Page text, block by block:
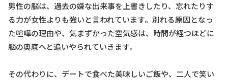
男性の脳は、過去の嫌な出来事を上書きしたり、忘れたりす
る力が女性よりも強いと言われています。別れる原因となっ
た喧嘩の理由や、気まずかった空気感は、時間が経つほどに
脳の奥底へと追いやられていきます。
その代わりに、デートで食べた美味しいご飯や、二人で笑い